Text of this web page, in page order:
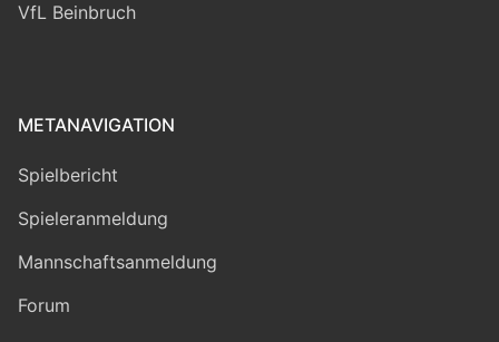
VfL Beinbruch
METANAVIGATION
Spielbericht
Spieleranmeldung
Mannschaftsanmeldung
Forum